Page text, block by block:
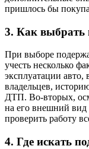
пришлось бы
3. Как выбрать
При выборе
учесть несколько
эксплуатации
владельцев,
ДТП. Во-вторых,
на его внешний вид
проверить работу
4. Где искать